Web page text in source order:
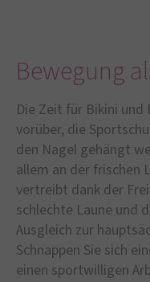
Bewegung
Die Zeit für Bikini
vorüber, die
den Nagel gehängt
allem an der frischen
vertreibt dank der
schlechte Laune und
Ausgleich zur
Schnappen Sie sich
einen sportwilligen